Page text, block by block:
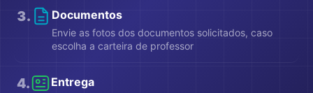
3. Documentos
Envie as fotos dos documentos solicitados, caso
escolha a carteira de professor
4. Entrega